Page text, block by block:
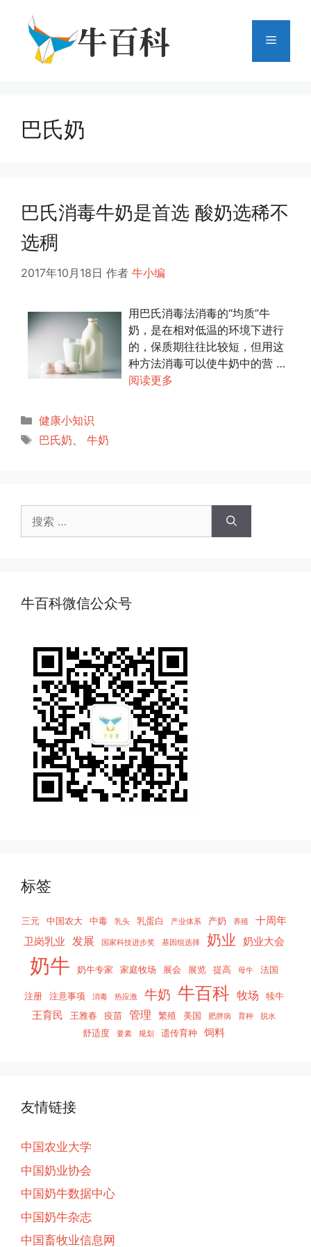
菜
巴氏奶
巴氏消毒牛奶是首选 酸奶选稀不
选稠
2017年10月18日 作者 牛小编
用巴氏消毒法消毒的“均质”牛
奶，是在相对低温的环境下进行
的，保质期往往比较短，但用这
种方法消毒可以使牛奶中的营 …
阅读更多
分
类
健康小知识
标
巴氏奶、 牛奶
索：
牛百科微信公众号
标签
三元 中国农大 中毒 乳头 乳蛋白 产业体系 产奶 养殖
十周年
卫岗乳业 发展 国家科技进步奖 基因组选择 奶业 奶业大会
奶牛 奶牛专家 家庭牧场 展会 展览 提高 母牛 法国
注册 注意事项 消毒 热应激 牛奶 牛百科 牧场 犊牛
王育民 王雅春 疫苗 管理 繁殖 美国 肥胖病 育种 脱水
舒适度 要素 规划 遗传育种 饲料
友情链接
中国农业大学
中国奶业协会
中国奶牛数据中心
中国奶牛杂志
中国畜牧业信息网